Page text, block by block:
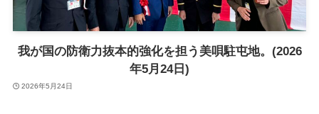
我が国の防衛力抜本的強化を担う美唄駐屯地。(2026
年5月24日)
2026年5月24日